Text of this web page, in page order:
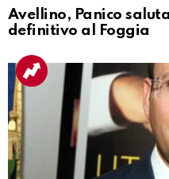
Avellino, Panico
definitivo al Foggia